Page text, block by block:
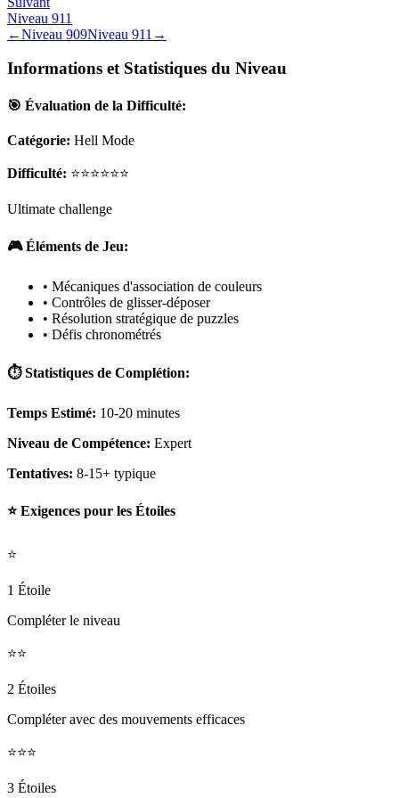
Niveau 911
←Niveau 909Niveau 911 →
Informations et Statistiques du Niveau
🎯 Évaluation de la Difficulté:
Catégorie: Hell Mode
Difficulté: ⭐⭐⭐⭐⭐⭐
Ultimate challenge
🎮 Éléments de Jeu:
• Mécaniques d'association de couleurs
• Contrôles de glisser-déposer
• Résolution stratégique de puzzles
• Défis chronométrés
⏱️ Statistiques de Complétion:
Temps Estimé: 10-20 minutes
Niveau de Compétence: Expert
Tentatives: 8-15+ typique
⭐ Exigences pour les Étoiles
⭐
1 Étoile
Compléter le niveau
⭐⭐
2 Étoiles
Compléter avec des mouvements efficaces
⭐⭐⭐
3 Étoiles